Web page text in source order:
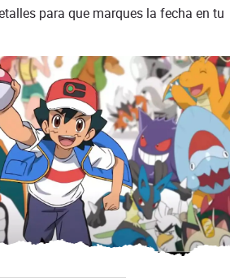
para que marques la fecha en tu